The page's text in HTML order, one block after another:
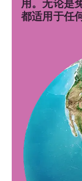
用。无论是
都适用于任